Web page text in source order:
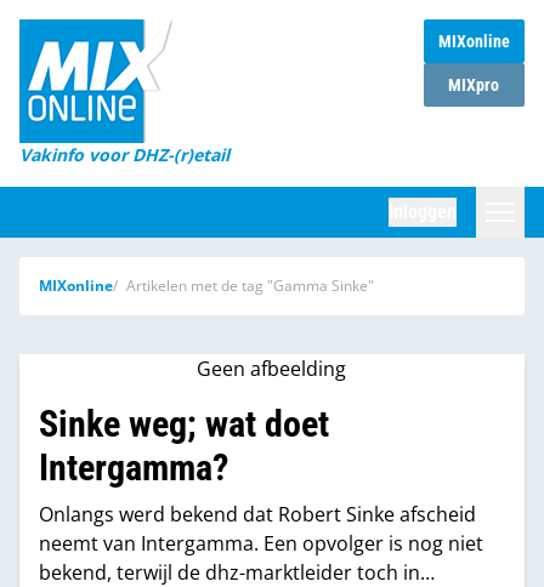
MIXonline
MIXpro
Vakinfo voor DHZ-(r)etail
Home
Magazines
DHZ Sessie
Marktcijfers
Word abonnee
Partners
MIXonline Artikelen met de tag "Gamma Sinke"
Geen afbeelding
Sinke weg; wat doet
Intergamma?
Onlangs werd bekend dat Robert Sinke afscheid
neemt van Intergamma. Een opvolger is nog niet
bekend, terwijl de dhz-marktleider toch in